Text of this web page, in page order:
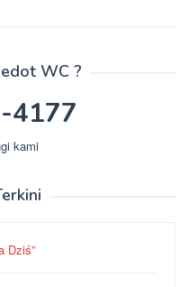
WC ?
4177
kami
Dziś”